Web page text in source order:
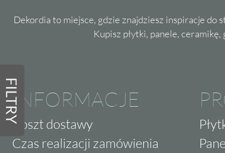
FILTRY
Dekordia to miejsce, gdzie znajdziesz inspiracje do
Kupisz płytki, panele,
INFORMACJE
Koszt dostawy
Czas realizacji zamówienia